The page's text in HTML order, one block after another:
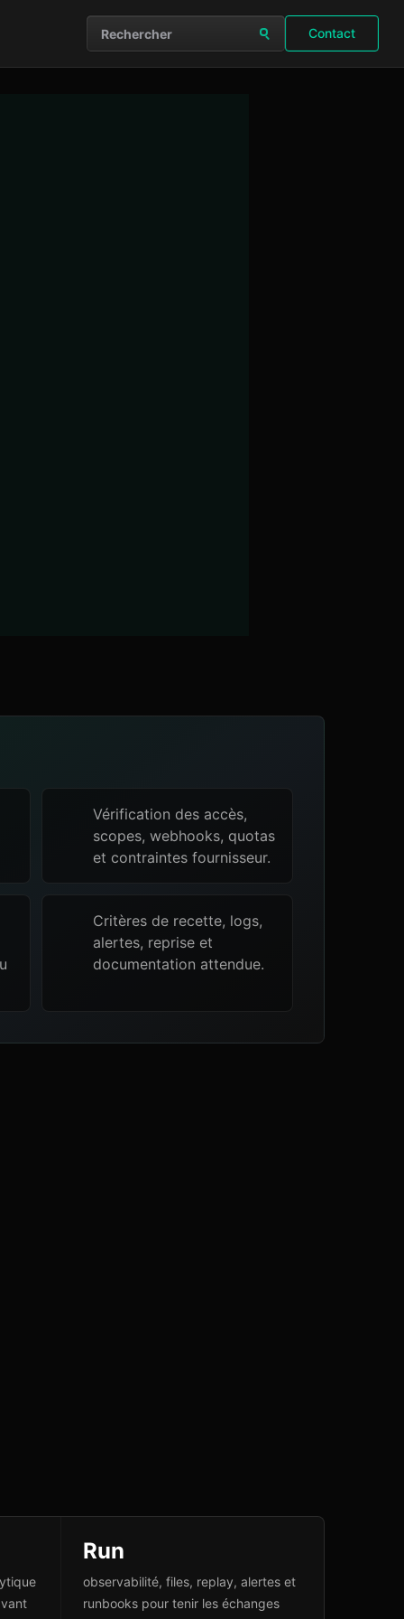
Rechercher sur le site
Contact
Vérification des accès,
scopes, webhooks, quotas
et contraintes fournisseur.
Critères de recette, logs,
alertes, reprise et
documentation attendue.
Run
observabilité, files, replay, alertes et
runbooks pour tenir les échanges